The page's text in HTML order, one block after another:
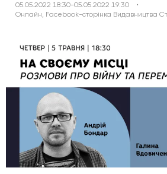
05.05.2022 18:30-05.05.2022 19:30
•
Онлайн, Facebook-сторінка Видавництва